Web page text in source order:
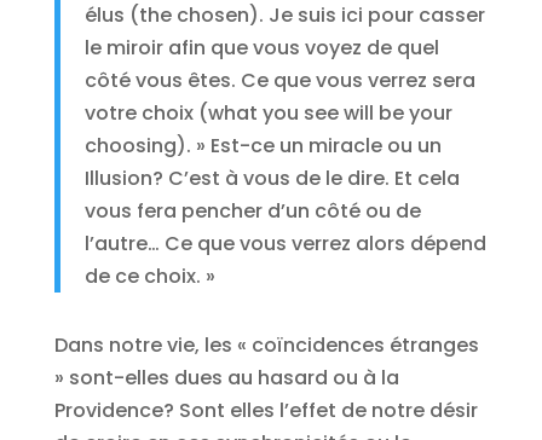
élus (the chosen). Je suis ici pour casser
le miroir afin que vous voyez de quel
côté vous êtes. Ce que vous verrez sera
votre choix (what you see will be your
choosing). » Est-ce un miracle ou un
Illusion? C’est à vous de le dire. Et cela
vous fera pencher d’un côté ou de
l’autre… Ce que vous verrez alors dépend
de ce choix. »
Dans notre vie, les « coïncidences étranges
» sont-elles dues au hasard ou à la
Providence? Sont elles l’effet de notre désir